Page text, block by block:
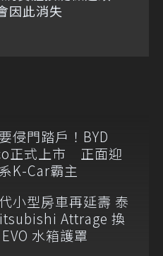
因此消失
侵門踏戶！BYD
正式上市 正面迎
K-Car霸主
小型房車再延壽 泰
Attrage 換
EVO 水箱護罩